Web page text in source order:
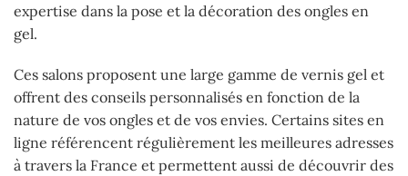
expertise dans la pose et la décoration des ongles en
gel.
Ces salons proposent une large gamme de vernis gel et
offrent des conseils personnalisés en fonction de la
nature de vos ongles et de vos envies. Certains sites en
ligne référencent régulièrement les meilleures adresses
à travers la France et permettent aussi de découvrir des